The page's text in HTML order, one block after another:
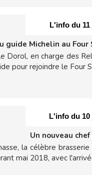
L'info du 11
guide Michelin au Four
Dorol, en charge des
pour rejoindre le Four
L'info du 10
Un nouveau
la célèbre
mai 2018, avec